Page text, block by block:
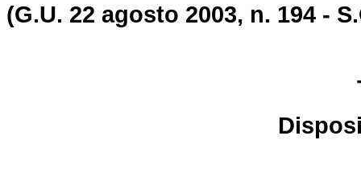
(G.U. 22 agosto 2003, n. 194 -